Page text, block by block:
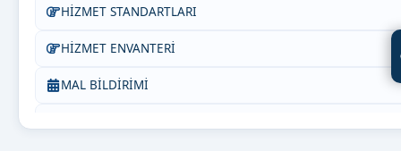
HİZMET STANDARTLARI
HİZMET ENVANTERİ
MAL BİLDİRİMİ